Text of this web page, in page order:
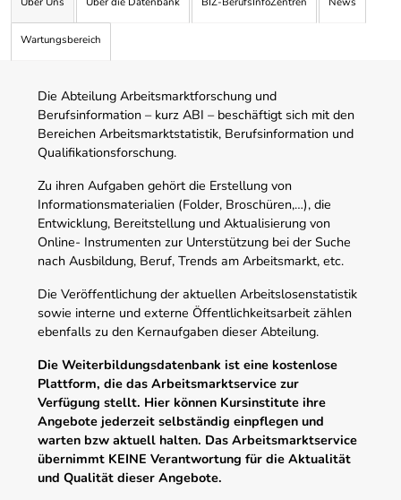
Wartungsbereich
Die Abteilung Arbeitsmarktforschung und
Berufsinformation – kurz ABI – beschäftigt sich mit den
Bereichen Arbeitsmarktstatistik, Berufsinformation und
Qualifikationsforschung.
Zu ihren Aufgaben gehört die Erstellung von
Informationsmaterialien (Folder, Broschüren,…), die
Entwicklung, Bereitstellung und Aktualisierung von
Online- Instrumenten zur Unterstützung bei der Suche
nach Ausbildung, Beruf, Trends am Arbeitsmarkt, etc.
Die Veröffentlichung der aktuellen Arbeitslosenstatistik
sowie interne und externe Öffentlichkeitsarbeit zählen
ebenfalls zu den Kernaufgaben dieser Abteilung.
Die Weiterbildungsdatenbank ist eine kostenlose
Plattform, die das Arbeitsmarktservice zur
Verfügung stellt. Hier können Kursinstitute ihre
Angebote jederzeit selbständig einpflegen und
warten bzw aktuell halten. Das Arbeitsmarktservice
übernimmt KEINE Verantwortung für die Aktualität
und Qualität dieser Angebote.